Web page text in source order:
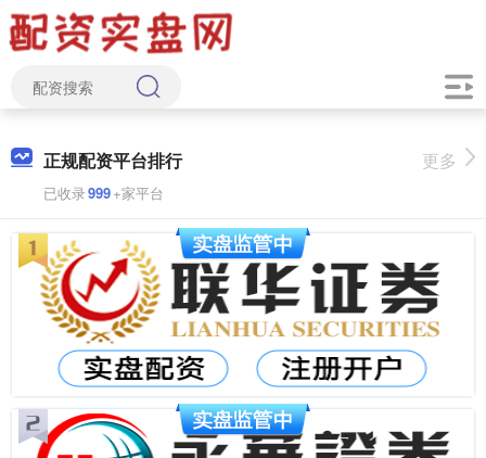
正规配资平台排行
已收录999+家平台
更多